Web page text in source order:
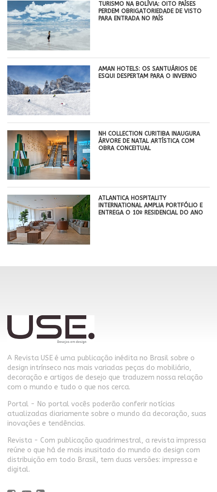
TURISMO NA BOLÍVIA: OITO PAÍSES
PERDEM OBRIGATORIEDADE DE VISTO
PARA ENTRADA NO PAÍS
AMAN HOTELS: OS SANTUÁRIOS DE
ESQUI DESPERTAM PARA O INVERNO
NH COLLECTION CURITIBA INAUGURA
ÁRVORE DE NATAL ARTÍSTICA COM
OBRA CONCEITUAL
ATLANTICA HOSPITALITY
INTERNATIONAL AMPLIA PORTFÓLIO E
ENTREGA O 10º RESIDENCIAL DO ANO
A Revista USE é uma publicação inédita no Brasil sobre o
design intrínseco nas mais variadas peças do mobiliário,
decoração e artigos de desejo que traduzem nossa relação
com o mundo e tudo o que nos cerca.
Portal - No portal vocês poderão conferir notícias
atualizadas diariamente sobre o mundo da decoração, suas
inovações e tendências.
Revista - Com publicação quadrimestral, a revista impressa
reúne o que há de mais inusitado do mundo do design com
distribuição em todo Brasil, tem duas versões: impressa e
digital.